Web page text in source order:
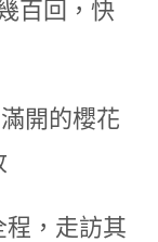
百回，快
，走訪其